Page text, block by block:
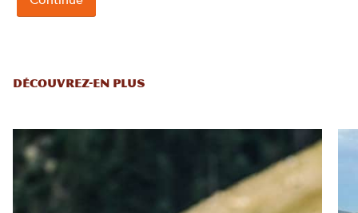
DÉCOUVREZ-EN PLUS